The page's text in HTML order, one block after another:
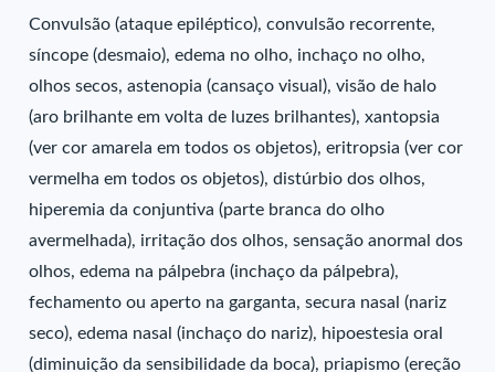
Convulsão (ataque epiléptico), convulsão recorrente,
síncope (desmaio), edema no olho, inchaço no olho,
olhos secos, astenopia (cansaço visual), visão de halo
(aro brilhante em volta de luzes brilhantes), xantopsia
(ver cor amarela em todos os objetos), eritropsia (ver cor
vermelha em todos os objetos), distúrbio dos olhos,
hiperemia da conjuntiva (parte branca do olho
avermelhada), irritação dos olhos, sensação anormal dos
olhos, edema na pálpebra (inchaço da pálpebra),
fechamento ou aperto na garganta, secura nasal (nariz
seco), edema nasal (inchaço do nariz), hipoestesia oral
(diminuição da sensibilidade da boca), priapismo (ereção